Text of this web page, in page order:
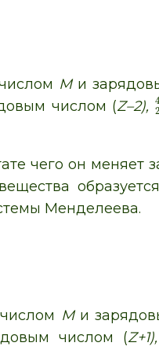
Mи
числом (Z–2),
4
чего он меняет
Менделеева.
Mи
числом (Z+1),